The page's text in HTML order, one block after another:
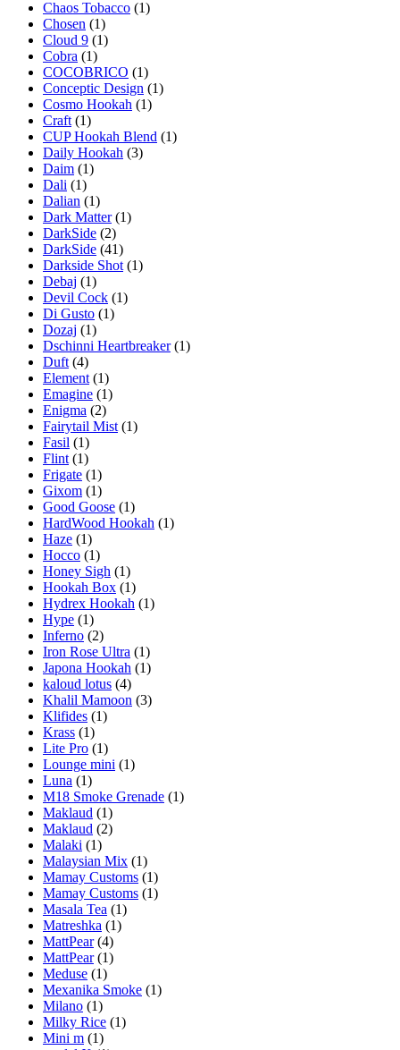
Chaos Tobacco (1)
Chosen (1)
Cloud 9 (1)
Cobra (1)
COCOBRICO (1)
Conceptic Design (1)
Cosmo Hookah (1)
Craft (1)
CUP Hookah Blend (1)
Daily Hookah (3)
Daim (1)
Dali (1)
Dalian (1)
Dark Matter(1)
DarkSide (2)
DarkSide (41)
Darkside Shot (1)
Debaj (1)
Devil Cock (1)
Di Gusto (1)
Dozaj (1)
Dschinni Heartbreaker(1)
Duft (4)
Element (1)
Emagine (1)
Enigma (2)
Fairytail Mist (1)
Fasil (1)
Flint (1)
Frigate (1)
Gixom (1)
Good Goose (1)
HardWood Hookah (1)
Haze (1)
Hocco (1)
Honey Sigh (1)
Hookah Box (1)
Hydrex Hookah (1)
Hype (1)
Inferno (2)
Iron Rose Ultra (1)
Japona Hookah (1)
kaloud lotus (4)
Khalil Mamoon (3)
Klifides (1)
Krass (1)
Lite Pro (1)
Lounge mini (1)
Luna (1)
M18 Smoke Grenade (1)
Maklaud (1)
Maklaud (2)
Malaki (1)
Malaysian Mix (1)
Mamay Customs (1)
Mamay Customs (1)
Masala Tea (1)
Matreshka (1)
MattPear(4)
MattPear(1)
Meduse (1)
Mexanika Smoke (1)
Milano (1)
Milky Rice (1)
Mini m (1)